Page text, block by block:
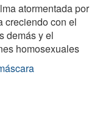
atormentada por
creciendo con el
demás y el
homosexuales